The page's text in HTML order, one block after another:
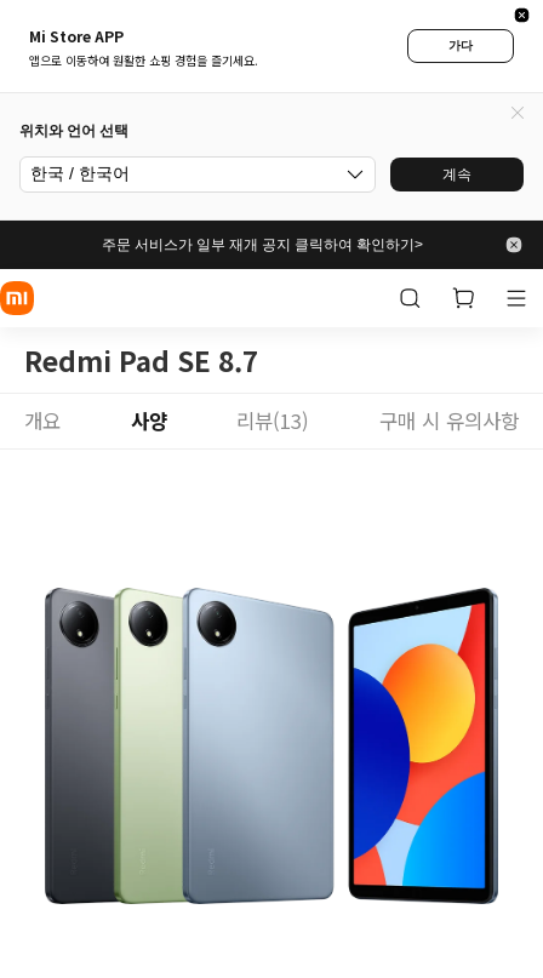
Mi Store APP
앱으로 이동하여 원활한 쇼핑 경험을 즐기세요.
가다
위치와 언어 선택
한국 / 한국어 계속
주문 서비스가 일부 재개 공지 클릭하여 확인하기>
Redmi Pad SE 8.7
개요 사양 리뷰(13) 구매 시 유의사항